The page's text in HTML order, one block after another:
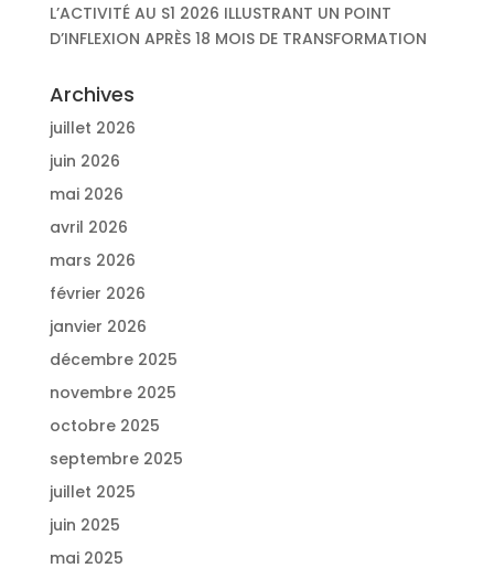
L’ACTIVITÉ AU S1 2026 ILLUSTRANT UN POINT
D’INFLEXION APRÈS 18 MOIS DE TRANSFORMATION
Archives
juillet 2026
juin 2026
mai 2026
avril 2026
mars 2026
février 2026
janvier 2026
décembre 2025
novembre 2025
octobre 2025
septembre 2025
juillet 2025
juin 2025
mai 2025